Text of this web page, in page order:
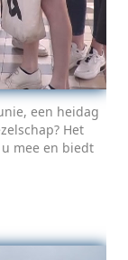
een heidag
Het
mee en biedt